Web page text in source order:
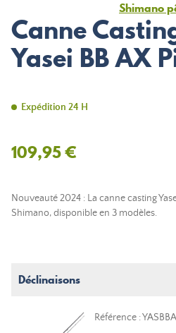
Shimano
Canne
Yasei BB AX
Expédition 24 H
109,95 €
Nouveauté 2024 : La canne casting
Shimano, disponible en 3 modèles.
Déclinaisons
Référence :